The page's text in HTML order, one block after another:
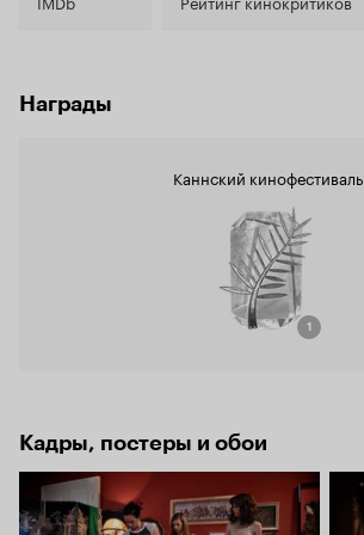
Награды
Каннский кинофестиваль
1
Кадры, постеры и обои